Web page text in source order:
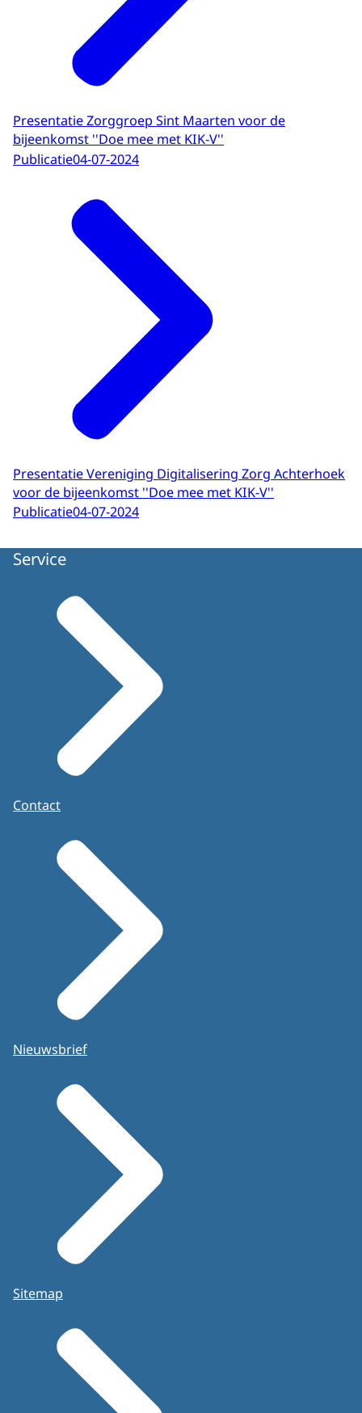
Presentatie Zorggroep Sint Maarten voor de
bijeenkomst ''Doe mee met KIK-V''
Publicatie04-07-2024
Presentatie Vereniging Digitalisering Zorg Achterhoek
voor de bijeenkomst ''Doe mee met KIK-V''
Publicatie04-07-2024
Service
Contact
Nieuwsbrief
Sitemap